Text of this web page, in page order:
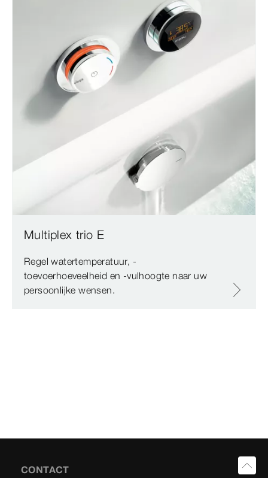
Multiplex trio E
Regel watertemperatuur, -
toevoerhoeveelheid en -vulhoogte naar uw
persoonlijke wensen.
CONTACT